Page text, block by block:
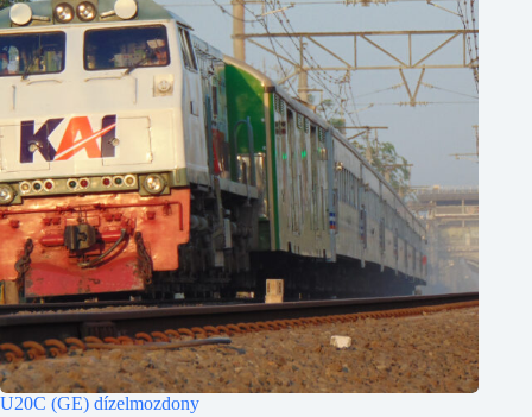
U20C (GE) dízelmozdony